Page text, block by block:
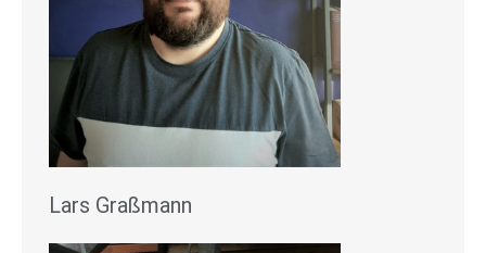
Lars Graßmann